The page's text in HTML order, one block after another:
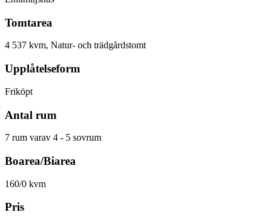
Tomtarea
4 537 kvm, Natur- och trädgårdstomt
Upplåtelseform
Friköpt
Antal rum
7 rum varav 4 - 5 sovrum
Boarea/Biarea
160/0 kvm
Pris